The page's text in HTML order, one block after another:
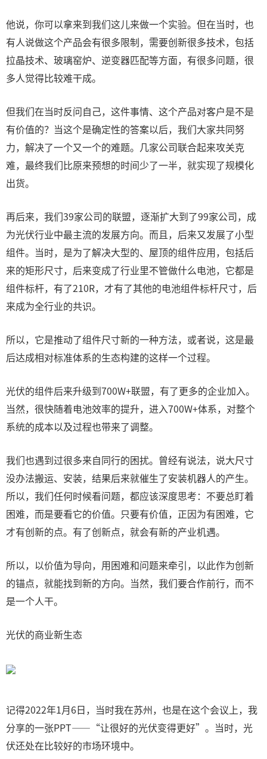
他说，你可以拿来到我们这儿来做一个实验。但在当时，也
有人说做这个产品会有很多限制，需要创新很多技术，包括
拉晶技术、玻璃窑炉、逆变器匹配等方面，有很多问题，很
多人觉得比较难干成。
但我们在当时反问自己，这件事情、这个产品对客户是不是
有价值的？当这个是确定性的答案以后，我们大家共同努
力，解决了一个又一个的难题。几家公司联合起来攻关克
难，最终我们比原来预想的时间少了一半，就实现了规模化
出货。
再后来，我们39家公司的联盟，逐渐扩大到了99家公司，成
为光伏行业中最主流的发展方向。而且，后来又发展了小型
组件。当时，是为了解决大型的、屋顶的组件应用，包括后
来的矩形尺寸，后来变成了行业里不管做什么电池，它都是
组件标杆，有了210R，才有了其他的电池组件标杆尺寸，后
来成为全行业的共识。
所以，它是推动了组件尺寸新的一种方法，或者说，这是最
后达成相对标准体系的生态构建的这样一个过程。
光伏的组件后来升级到700W+联盟，有了更多的企业加入。
当然，很快随着电池效率的提升，进入700W+体系，对整个
系统的成本以及过程也带来了调整。
我们也遇到过很多来自同行的困扰。曾经有说法，说大尺寸
没办法搬运、安装，结果后来就催生了安装机器人的产生。
所以，我们任何时候看问题，都应该深度思考：不要总盯着
困难，而是要看它的价值。只要有价值，正因为有困难，它
才有创新的点。有了创新点，就会有新的产业机遇。
所以，以价值为导向，用困难和问题来牵引，以此作为创新
的锚点，就能找到新的方向。当然，我们要合作前行，而不
是一个人干。
光伏的商业新生态
记得2022年1月6日，当时我在苏州，也是在这个会议上，我
分享的一张PPT——“让很好的光伏变得更好”。当时，光
伏还处在比较好的市场环境中。